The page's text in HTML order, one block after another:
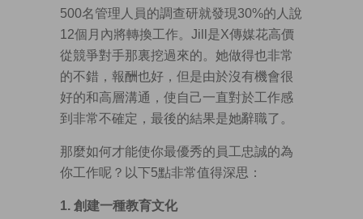
500名管理人員的調查研就發現30%的人說
12個月內將轉換工作。Jill是X傳媒花高價
從競爭對手那裏挖過來的。她做得也非常
的不錯，報酬也好，但是由於沒有機會很
好的和高層溝通，使自己一直對於工作感
到非常不確定，最後的結果是她辭職了。
那麼如何才能使你最優秀的員工忠誠的為
你工作呢？以下5點非常值得深思：
1. 創建一種教育文化